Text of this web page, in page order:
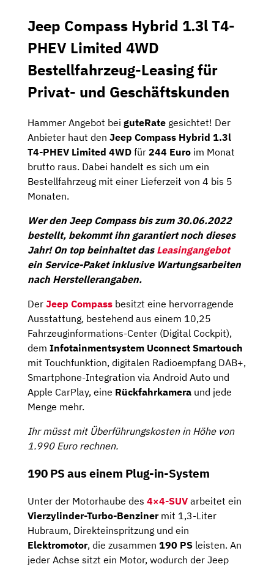
Jeep Compass Hybrid 1.3l T4-
PHEV Limited 4WD
Bestellfahrzeug-Leasing für
Privat- und Geschäftskunden
Hammer Angebot bei guteRate gesichtet! Der
Anbieter haut den Jeep Compass Hybrid 1.3l
T4-PHEV Limited 4WD für 244 Euro im Monat
brutto raus. Dabei handelt es sich um ein
Bestellfahrzeug mit einer Lieferzeit von 4 bis 5
Monaten.
Wer den Jeep Compass bis zum 30.06.2022
bestellt, bekommt ihn garantiert noch dieses
Jahr! On top beinhaltet das Leasingangebot
ein Service-Paket inklusive Wartungsarbeiten
nach Herstellerangaben.
Der Jeep Compass besitzt eine hervorragende
Ausstattung, bestehend aus einem 10,25
Fahrzeuginformations-Center (Digital Cockpit),
dem Infotainmentsystem Uconnect Smartouch
mit Touchfunktion, digitalen Radioempfang DAB+,
Smartphone-Integration via Android Auto und
Apple CarPlay, eine Rückfahrkamera und jede
Menge mehr.
Ihr müsst mit Überführungskosten in Höhe von
1.990 Euro rechnen.
190 PS aus einem Plug-in-System
Unter der Motorhaube des 4×4-SUV arbeitet ein
Vierzylinder-Turbo-Benzinermit 1,3-Liter
Hubraum, Direkteinspritzung und ein
Elektromotor, die zusammen 190 PS leisten. An
jeder Achse sitzt ein Motor, wodurch der Jeep